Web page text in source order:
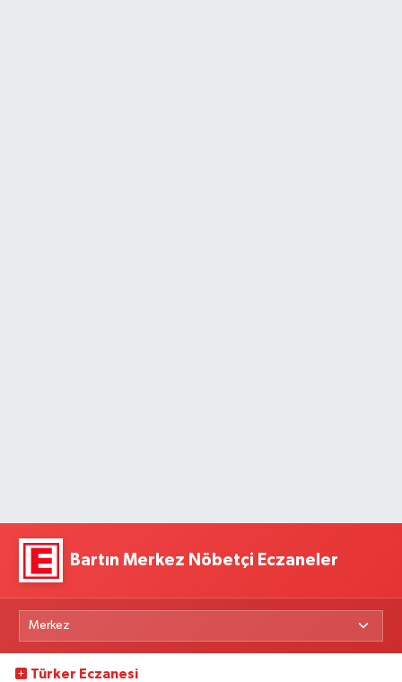
Bartın Merkez Nöbetçi Eczaneler
Türker Eczanesi